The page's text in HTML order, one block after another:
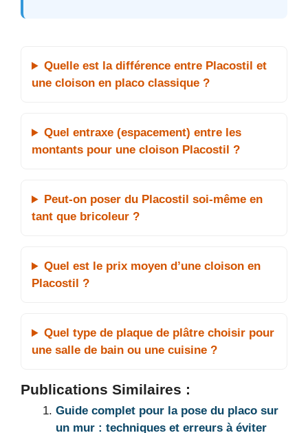
Quelle est la différence entre Placostil et
une cloison en placo classique ?
Quel entraxe (espacement) entre les
montants pour une cloison Placostil ?
Peut-on poser du Placostil soi-même en
tant que bricoleur ?
Quel est le prix moyen d’une cloison en
Placostil ?
Quel type de plaque de plâtre choisir pour
une salle de bain ou une cuisine ?
Publications Similaires :
Guide complet pour la pose du placo sur
un mur : techniques et erreurs à éviter